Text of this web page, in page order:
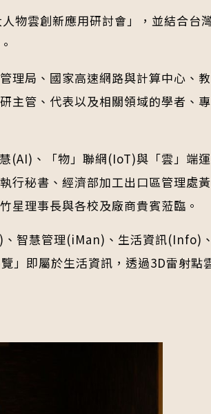
物雲創新應用研討會」，並結合台
局、國家高速網路與計算中心、
管、代表以及相關領域的學者、
(AI)、「物」聯網(IoT)與「雲」
秘書、經濟部加工出口區管理處
星理事長與各校及廠商貴賓蒞臨。
、智慧管理(iMan)、生活資訊
」即屬於生活資訊，透過3D雷射點